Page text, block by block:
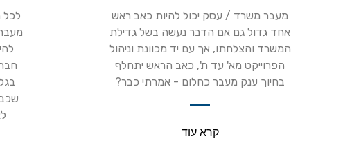
מעבר משרד / עסק יכול להיות כאב ראש
אחד גדול גם אם הדבר נעשה בשל גדילת
המשרד והצלחתו, אך עם יד מכוונת וניהול
הפרוייקט מא' עד ת', כאב הראש יתחלף
בחיוך ענק מעבר כחלום - אמרתי כבר?
קרא עוד
לכל